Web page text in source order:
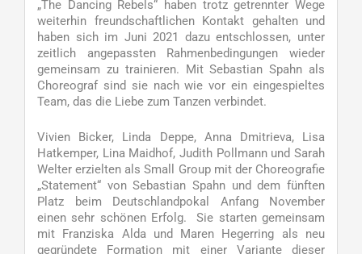
„The Dancing Rebels“ haben trotz getrennter Wege
weiterhin freundschaftlichen Kontakt gehalten und
haben sich im Juni 2021 dazu entschlossen, unter
zeitlich angepassten Rahmenbedingungen wieder
gemeinsam zu trainieren. Mit Sebastian Spahn als
Choreograf sind sie nach wie vor ein eingespieltes
Team, das die Liebe zum Tanzen verbindet.
Vivien Bicker, Linda Deppe, Anna Dmitrieva, Lisa
Hatkemper, Lina Maidhof, Judith Pollmann und Sarah
Welter erzielten als Small Group mit der Choreografie
„Statement“ von Sebastian Spahn und dem fünften
Platz beim Deutschlandpokal Anfang November
einen sehr schönen Erfolg. Sie starten gemeinsam
mit Franziska Alda und Maren Hegerring als neu
gegründete Formation mit einer Variante dieser